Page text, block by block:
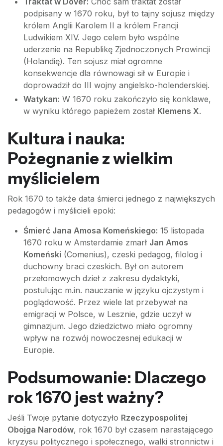
podpisany w 1670 roku, był to tajny sojusz między
królem Anglii Karolem II a królem Francji
Ludwikiem XIV. Jego celem było wspólne
uderzenie na Republikę Zjednoczonych Prowincji
(Holandię). Ten sojusz miał ogromne
konsekwencje dla równowagi sił w Europie i
doprowadził do III wojny angielsko-holenderskiej.
Watykan: W 1670 roku zakończyło się konklawe,
w wyniku którego papieżem został Klemens X.
Kultura i nauka:
Pożegnanie z wielkim
myślicielem
Rok 1670 to także data śmierci jednego z największych
pedagogów i myślicieli epoki:
Śmierć Jana Amosa Komeńskiego: 15 listopada
1670 roku w Amsterdamie zmarł Jan Amos
Komeński (Comenius), czeski pedagog, filolog i
duchowny braci czeskich. Był on autorem
przełomowych dzieł z zakresu dydaktyki,
postulując m.in. nauczanie w języku ojczystym i
poglądowość. Przez wiele lat przebywał na
emigracji w Polsce, w Lesznie, gdzie uczył w
gimnazjum. Jego dziedzictwo miało ogromny
wpływ na rozwój nowoczesnej edukacji w
Europie.
Podsumowanie: Dlaczego
rok 1670 jest ważny?
Jeśli Twoje pytanie dotyczyło Rzeczypospolitej
Obojga Narodów, rok 1670 był czasem narastającego
kryzysu politycznego i społecznego, walki stronnictw i